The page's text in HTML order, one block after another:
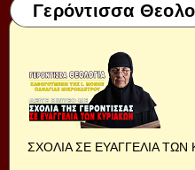
Γερόντισσα
ΣΧΟΛΙΑ ΣΕ ΕΥΑΓΓΕΛΙΑ ΤΩΝ